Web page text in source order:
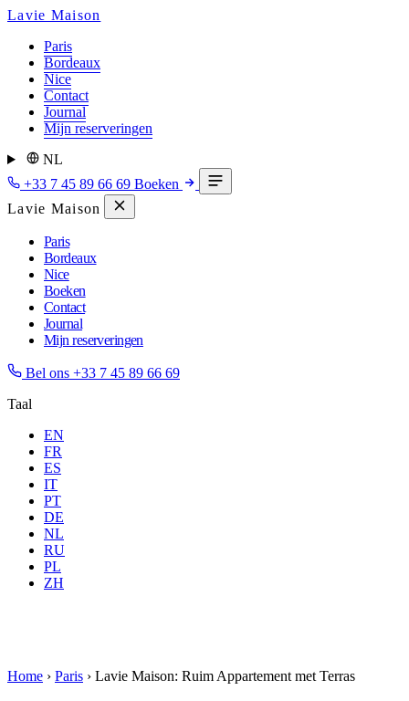
Lavie Maison
Paris
Bordeaux
Nice
Contact
Journal
Mijn reserveringen
NL
+33 7 45 89 66 69 Boeken
Lavie Maison
Paris
Bordeaux
Nice
Boeken
Contact
Journal
Mijn reserveringen
Bel ons +33 7 45 89 66 69
Taal
EN
FR
ES
IT
PT
DE
NL
RU
PL
ZH
Waar Alle
Gasten 2 gasten
Home › Paris › Lavie Maison: Ruim Appartement met Terras